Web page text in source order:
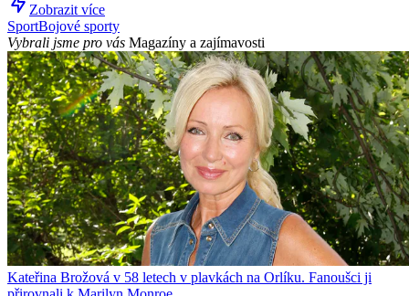
Zobrazit více
SportBojové sporty
Vybrali jsme pro vás Magazíny a zajímavosti
Kateřina Brožová v 58 letech v plavkách na Orlíku. Fanoušci ji